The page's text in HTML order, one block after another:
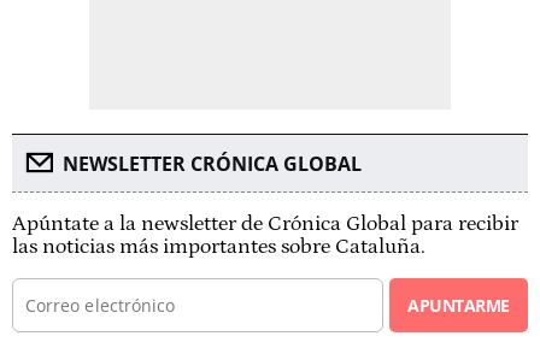
NEWSLETTER CRÓNICA GLOBAL
Apúntate a la newsletter de Crónica Global para recibir
las noticias más importantes sobre Cataluña.
APUNTARME